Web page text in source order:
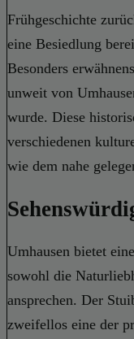
Frühgeschichte
eine Besiedlung
Besonders
unweit von
wurde. Diese
verschiedenen
wie dem nahe
Umhausen bietet
sowohl die
ansprechen. Der
zweifellos eine der